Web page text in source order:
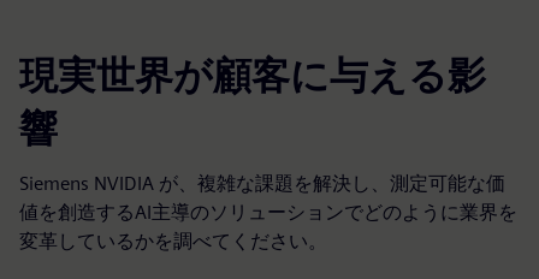
現実世界が顧客に与える影
響
Siemens NVIDIA が、複雑な課題を解決し、測定可能な価
値を創造するAI主導のソリューションでどのように業界を
変革しているかを調べてください。